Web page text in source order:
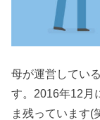
母が運営してい
す。2016年12月
ま残っています(